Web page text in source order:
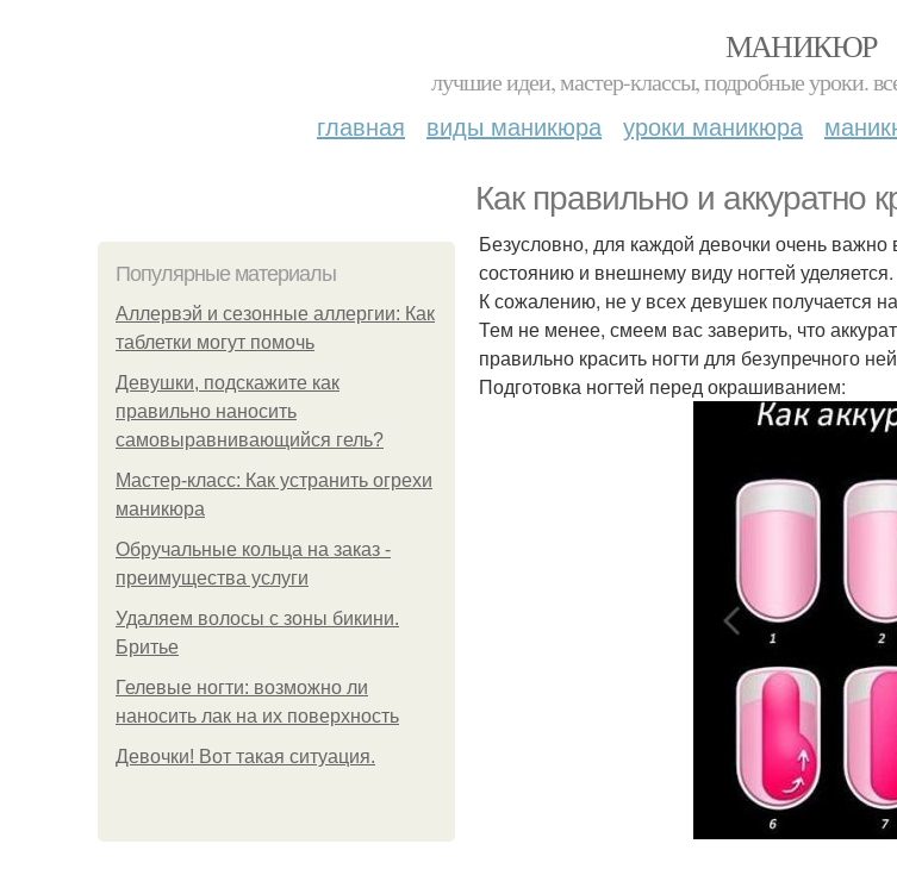
МАНИКЮР
лучшие идеи, мастер-классы, подробные уроки.
главная виды маникюра уроки маникюра
Как правильно и аккуратно
Популярные материалы
Аллервэй и сезонные аллергии: Как
таблетки могут помочь
Девушки, подскажите как
правильно наносить
самовыравнивающийся гель?
Мастер-класс: Как устранить огрехи
маникюра
Обручальные кольца на заказ -
преимущества услуги
Удаляем волосы с зоны бикини.
Бритье
Гелевые ногти: возможно ли
наносить лак на их поверхность
Девочки! Вот такая ситуация.
Безусловно, для каждой девочки очень
состоянию и внешнему виду ногтей уделяется.
К сожалению, не у всех девушек получается
Тем не менее, смеем вас заверить, что
правильно красить ногти для безупречного
Подготовка ногтей перед окрашиванием: